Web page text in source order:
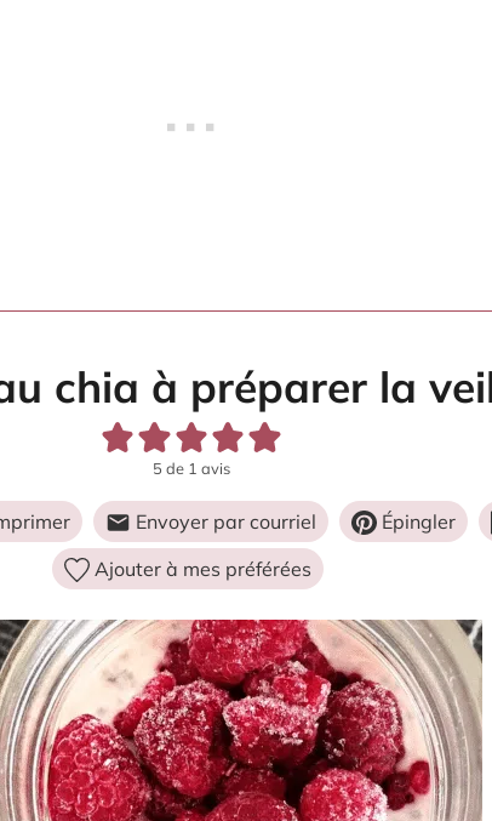
chia à préparer la
5 de 1 avis
Envoyer par courriel Épingler
Ajouter à mes préférées